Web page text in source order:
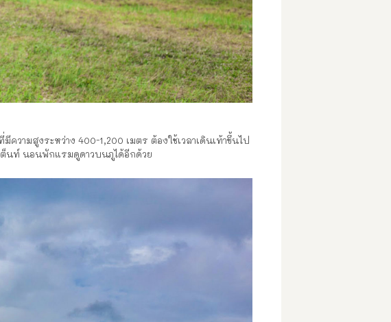
ามสูงระหว่าง 400-1,200 เมตร ต้องใช้เวลาเดินเท้าขึ้นไป
ต็นท์ นอนพักแรมดูดาวบนภูได้อีกด้วย